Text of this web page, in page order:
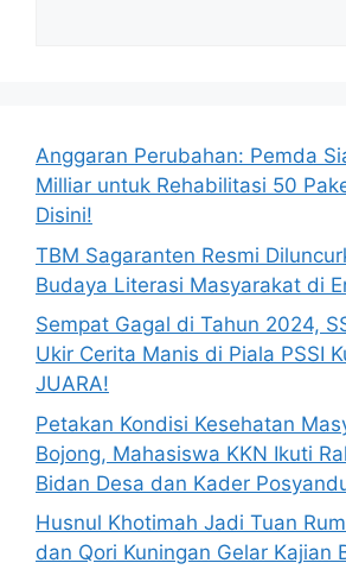
Anggaran Perubahan: Pemda
Milliar untuk Rehabilitasi 50
Disini!
TBM Sagaranten Resmi
Budaya Literasi Masyarakat di
Sempat Gagal di Tahun 2024,
Ukir Cerita Manis di Piala PSSI
JUARA!
Petakan Kondisi Kesehatan
Bojong, Mahasiswa KKN Ikuti
Bidan Desa dan Kader
Husnul Khotimah Jadi Tuan
dan Qori Kuningan Gelar Kajian